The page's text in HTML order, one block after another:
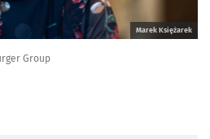
Marek Księżarek
Group